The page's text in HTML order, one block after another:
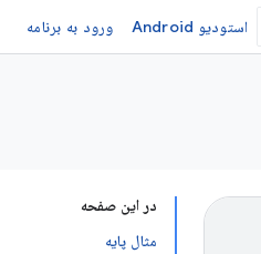
استودیو Android ورود به برنامه
در این صفحه
مثال پایه